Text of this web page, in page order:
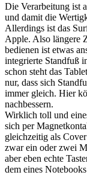
Die Verarbeitung ist
und damit die
Allerdings ist das
Apple. Also längere
bedienen ist etwas
integrierte Standfuß
schon steht das
nur, dass sich
immer gleich. Hier
nachbessern.
Wirklich toll und
sich per
gleichzeitig als
zwar ein oder zwei
aber eben echte
dem eines